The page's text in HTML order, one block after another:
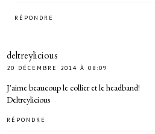
RÉPONDRE
deltreylicious
20 DÉCEMBRE 2014 À 08:09
J'aime beaucoup le collier et le headband!
Deltreylicious
RÉPONDRE